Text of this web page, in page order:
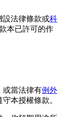
法律條款或科
本已許可的作
或當法律有例外
本授權條款。